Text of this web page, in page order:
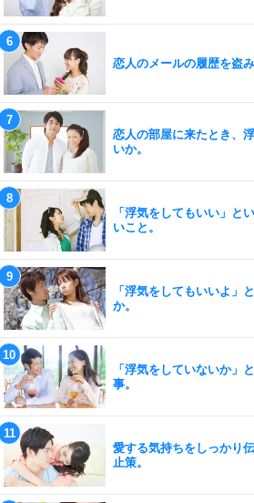
恋人のメールの履歴を盗み
恋人の部屋に来たとき、
いか。
「浮気をしてもいい」と
いこと。
「浮気をしてもいいよ」
か。
「浮気をしていないか」
事。
愛する気持ちをしっかり
止策。